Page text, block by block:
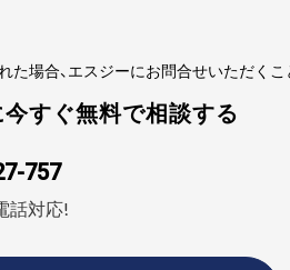
た場合、エスジーにお問合せいただくこ
すぐ無料で相談する
757
話対応!